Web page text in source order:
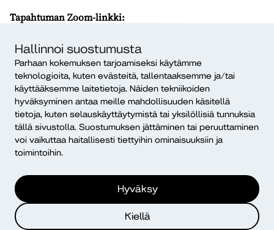
Hallinnoi suostumusta
Parhaan kokemuksen tarjoamiseksi käytämme
teknologioita, kuten evästeitä, tallentaaksemme ja/tai
käyttääksemme laitetietoja. Näiden tekniikoiden
hyväksyminen antaa meille mahdollisuuden käsitellä
tietoja, kuten selauskäyttäytymistä tai yksilöllisiä tunnuksia
tällä sivustolla. Suostumuksen jättäminen tai peruuttaminen
voi vaikuttaa haitallisesti tiettyihin ominaisuuksiin ja
toimintoihin.
Hyväksy
Kiellä
Tapahtuman Zoom-linkki:
pwd=MXUzTlhTakhYRWpwV2dLeTdtOVduQT09
Meeting ID: 660 2088 9143
Passcode: 554692
Lämpimästi tervetuloa!
Jaa tapahtuma